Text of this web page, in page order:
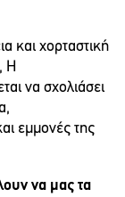
και χορταστική
Η
να σχολιάσει
εμμονές της
να μας τα